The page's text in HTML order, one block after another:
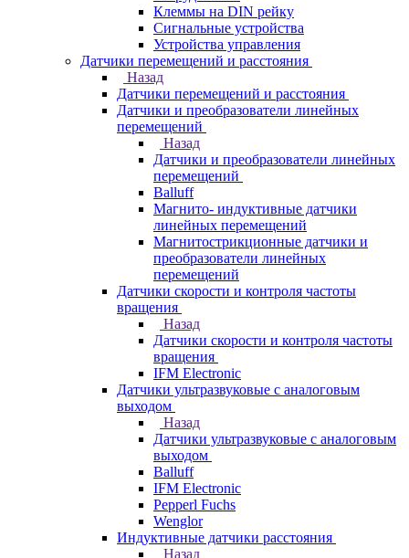
Клеммы на DIN рейку
Сигнальные устройства
Устройства управления
Датчики перемещений и расстояния
Назад
Датчики перемещений и расстояния
Датчики и преобразователи линейных
перемещений
Назад
Датчики и преобразователи линейных
перемещений
Balluff
Магнито- индуктивные датчики
линейных перемещений
Магнитострикционные датчики и
преобразователи линейных
перемещений
Датчики скорости и контроля частоты
вращения
Назад
Датчики скорости и контроля частоты
вращения
IFM Electronic
Датчики ультразвуковые с аналоговым
выходом
Назад
Датчики ультразвуковые с аналоговым
выходом
Balluff
IFM Electronic
Pepperl Fuchs
Wenglor
Индуктивные датчики расстояния
Назад